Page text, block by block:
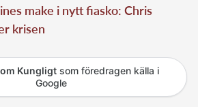
make i nytt fiasko: Chris
krisen
Kungligtsom föredragen källa i
Google